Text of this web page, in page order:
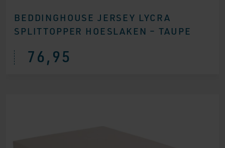
BEDDINGHOUSE JERSEY LYCRA
SPLITTOPPER HOESLAKEN – TAUPE
76,95